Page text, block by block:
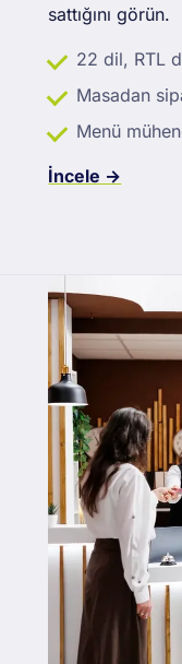
sattığını görün.
22 dil, RTL
Masadan
Menü
İncele →